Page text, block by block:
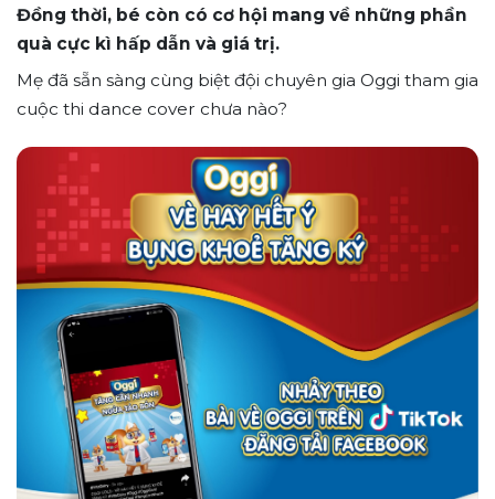
Đồng thời, bé còn có cơ hội mang về những phần
quà cực kì hấp dẫn và giá trị.
Mẹ đã sẵn sàng cùng biệt đội chuyên gia Oggi tham gia
cuộc thi dance cover chưa nào?